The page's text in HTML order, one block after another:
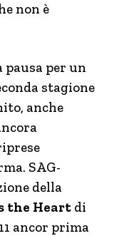
non è
per un
stagione
anche
SAG-
della
the Heart di
ancor prima